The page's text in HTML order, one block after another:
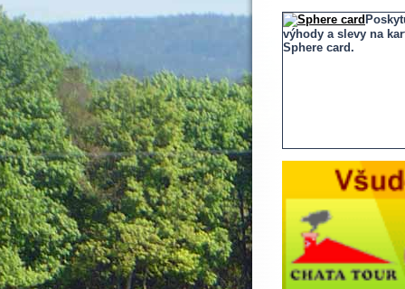
výhody a slevy na
Sphere card.